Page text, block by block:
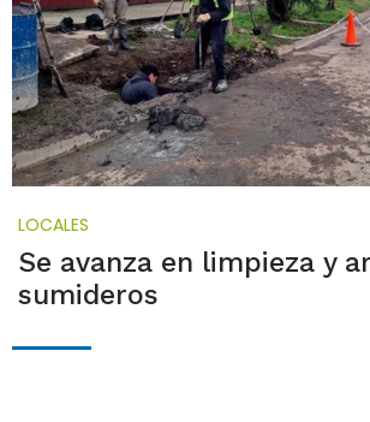
LOCALES
Se avanza en limpieza y
sumideros